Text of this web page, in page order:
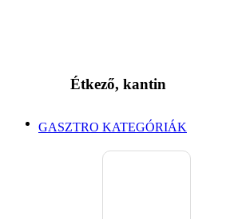
Étkező, kantin
GASZTRO KATEGÓRIÁK